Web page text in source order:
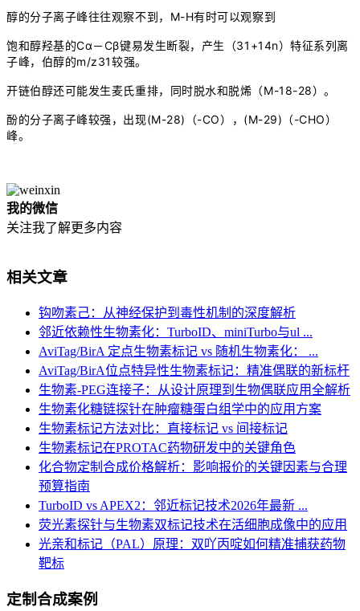
醇的分子离子峰往往观察不到，M-H有时可以观察到
饱和醇羟基的Cα－Cβ键易发生断裂，产生（31+14n）特征系列离
子峰，伯醇的m/z31较强。
开链伯醇还可能发生麦氏重排，同时脱水和脱烯（M-18-28）。
酚的分子离子峰较强，出现(M-28)（-CO），(M-29)（-CHO）
峰。
我的微信
关注我了解更多内容
相关文章
钩吻素己：从神经保护到毒性机制的深度解析
邻近依赖性生物素化：TurboID、miniTurbo与ul ...
AviTag/BirA 定点生物素标记 vs 随机生物素化： ...
AviTag/BirA位点特异性生物素标记：精准偶联的新标杆
生物素-PEG连接子：从设计原理到生物偶联应用全解析
生物素化糖链探针在肿瘤糖蛋白组学中的应用方案
生物素标记方法对比：直接标记 vs 间接标记
生物素标记在PROTAC药物研发中的关键角色
化合物定制合成价格解析：影响报价的关键因素与合理
预算指南
TurboID vs APEX2：邻近标记技术2026年最新 ...
荧光素探针与生物素双标记技术在活细胞成像中的应用
光亲和标记（PAL）原理：双吖丙啶如何精准捕获药物
靶标
定制合成案例